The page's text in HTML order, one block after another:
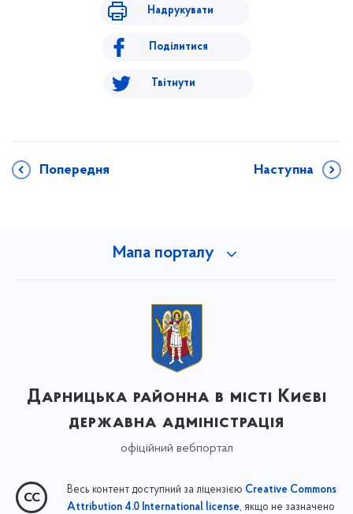
Надрукувати
Поділитися
Твітнути
Попередня Наступна
Мапа порталу
Дарницька районна в місті Києві
державна адміністрація
офіційний вебпортал
Весь контент доступний за ліцензією Creative Commons
Attribution 4.0 International license, якщо не зазначено